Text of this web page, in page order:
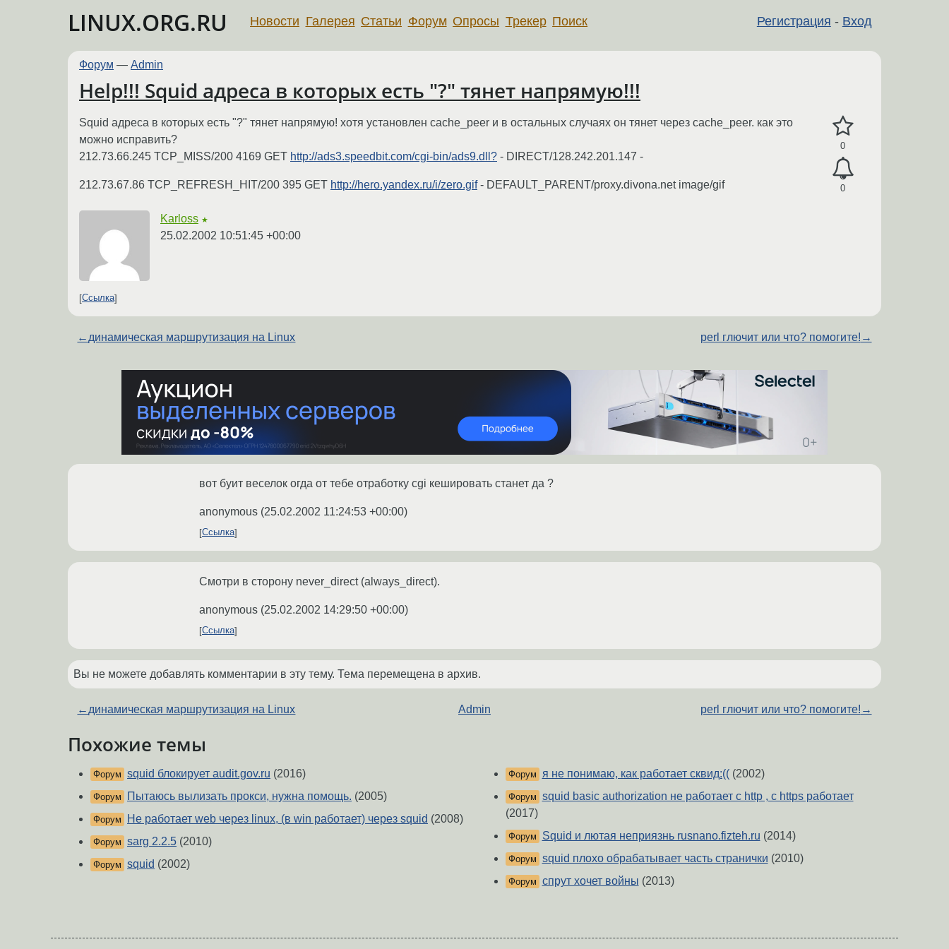
LINUX.ORG.RU Регистрация - Вход
Новости Галерея Статьи Форум Опросы Трекер Поиск
Форум — Admin
Help!!! Squid адреса в которых есть "?" тянет напрямую!!!
0
0
Squid адреса в которых есть "?" тянет напрямую! хотя установлен cache_peer и в остальных случаях он тянет через cache_peer. как это
можно исправить?
212.73.66.245 TCP_MISS/200 4169 GET http://ads3.speedbit.com/cgi-bin/ads9.dll? - DIRECT/128.242.201.147 -
212.73.67.86 TCP_REFRESH_HIT/200 395 GET http://hero.yandex.ru/i/zero.gif- DEFAULT_PARENT/proxy.divona.net image/gif
Karloss ★
25.02.2002 10:51:45 +00:00
Ссылка
← динамическая маршрутизация на Linux perl глючит или что? помогите! →
вот буит веселок огда от тебе отработку cgi кешировать станет да ?
anonymous (25.02.2002 11:24:53 +00:00)
Ссылка
Смотри в сторону never_direct (always_direct).
anonymous (25.02.2002 14:29:50 +00:00)
Ссылка
Вы не можете добавлять комментарии в эту тему. Тема перемещена в архив.
← динамическая маршрутизация на Linux Admin perl глючит или что? помогите! →
Похожие темы
Форум squid блокирует audit.gov.ru (2016)
Форум Пытаюсь вылизать прокси, нужна помощь. (2005)
Форум Не работает web через linux, (в win работает) через squid (2008)
Форум sarg 2.2.5 (2010)
Форум squid (2002)
Форум я не понимаю, как работает сквид:(((2002)
Форум squid basic authorization не работает с http , с https работает
(2017)
Форум Squid и лютая неприязнь rusnano.fizteh.ru (2014)
Форум squid плохо обрабатывает часть странички (2010)
Форум спрут хочет войны (2013)